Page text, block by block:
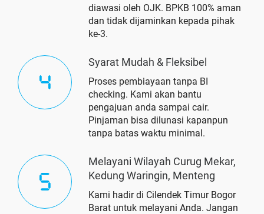
diawasi oleh OJK. BPKB 100% aman
dan tidak dijaminkan kepada pihak
ke-3.
Syarat Mudah & Fleksibel
Proses pembiayaan tanpa BI
checking. Kami akan bantu
pengajuan anda sampai cair.
Pinjaman bisa dilunasi kapanpun
tanpa batas waktu minimal.
Melayani Wilayah Curug Mekar,
Kedung Waringin, Menteng
Kami hadir di Cilendek Timur Bogor
Barat untuk melayani Anda. Jangan